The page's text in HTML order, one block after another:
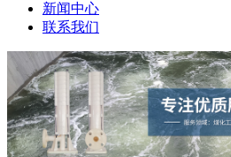
新闻中心
联系我们